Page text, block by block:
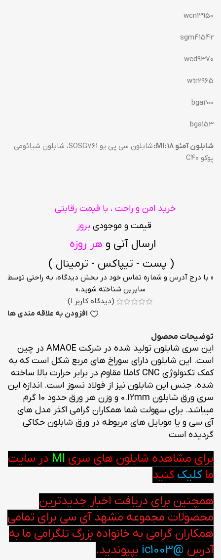
wcn3950
sgm41542
wcd9370
wtr2965
bga200
bga153
شابلون آمئو MI:18:
شابلون سی پی یو SOSG761، شابلون شیائومی
پوکو C40
خرید امن و راحت ، با قیمت رقابتی
قیمت و موجودی بروز
ارسال آنی و هر روزه
( پست - تیپاکس - ترمینال )
« با درج آدرس و شماره تماس خود در بخش دیدگاه، به راحتی توسط
سایرین شناخته شوید.»
(دیدگاه کاربر 1
)
افزودن به علاقه مندی ها
توضیحات محصول
این سری شابلون تولید شده در شرکت AMAOE در چین
است. این شابلون دارای سوراخ های مربع شکل است که به
کمک تکنولوژی CNC کاملا مقاوم در برابر حرارت بالا ساخته
شده. جنس این شابلون نیز از فولاد نسوز است. اندازه این
سری ورق شابلون 0.12mm و وزن هر ورق حدود 10 گرم
میباشد. برای سهولت شما همکاران گرامی اکثر مدل های
آی سی و یا موبایل های مربوطه در ورق شابلون حکاکی
گردیده است
برای مشاهده شابلون های سری MI در سایت
ماکلیک کنید
همچنین برای دریافت اخبار جدیدترین
محصولات مجموعه مشهد آی سی برای تمامی
همکاران گرامی به خانواده بزرگ تلگرامی ما به
آدرس @ic1003 بپیوندید.